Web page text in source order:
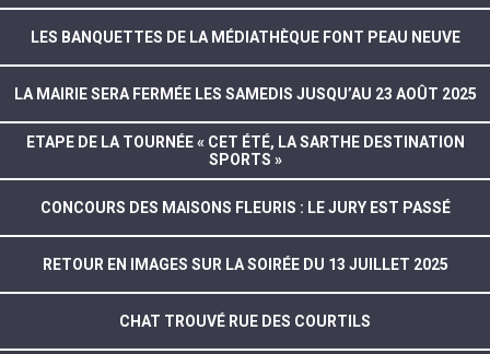
LES BANQUETTES DE LA MÉDIATHÈQUE FONT PEAU NEUVE
LA MAIRIE SERA FERMÉE LES SAMEDIS JUSQU’AU 23 AOÛT 2025
ETAPE DE LA TOURNÉE « CET ÉTÉ, LA SARTHE DESTINATION
SPORTS »
CONCOURS DES MAISONS FLEURIS : LE JURY EST PASSÉ
RETOUR EN IMAGES SUR LA SOIRÉE DU 13 JUILLET 2025
CHAT TROUVÉ RUE DES COURTILS